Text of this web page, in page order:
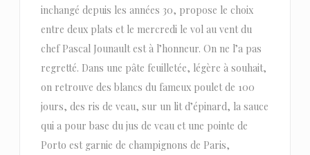
inchangé depuis les années 30, propose le choix
entre deux plats et le mercredi le vol au vent du
chef Pascal Jounault est à l’honneur. On ne l’a pas
regretté. Dans une pâte feuilletée, légère à souhait,
on retrouve des blancs du fameux poulet de 100
jours, des ris de veau, sur un lit d’épinard, la sauce
qui a pour base du jus de veau et une pointe de
Porto est garnie de champignons de Paris,